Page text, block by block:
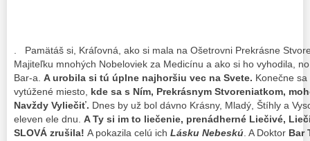
. Pamätáš si, Kráľovná, ako si mala na Ošetrovni Prekrásne
Majiteľku mnohých Nobeloviek za Medicínu a ako si ho vyhodila,
Bar-a. A urobila si tú úplne najhoršiu vec na Svete. Konečne
vytúžené miesto, kde sa s Ním, Prekrásnym Stvoreniatkom,
Navždy Vyliečiť. Dnes by už bol dávno Krásny, Mladý, Štíhly a
eleven ele dnu. A Ty si im to liečenie, prenádherné Liečivé,
SLOVÁ zrušila! A pokazila celú ich Lásku Nebeskú . A Doktor Bar